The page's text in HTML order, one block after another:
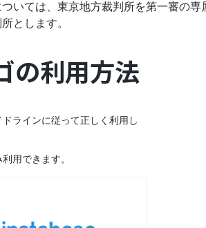
いては、東京地方裁判所を第一審の専
とします。
の利用方法
ラインに従って正しく利用し
用できます。